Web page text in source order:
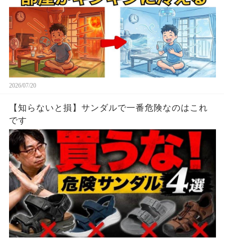
2026/07/20
【知らないと損】サンダルで一番危険なのはこれ
です